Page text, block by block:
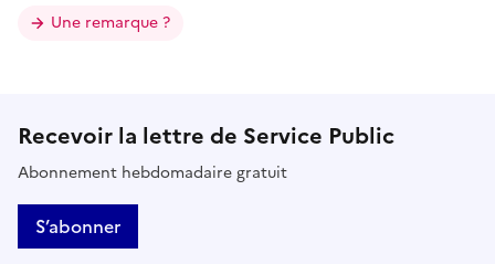
Une remarque ?
Recevoir la lettre de Service Public
Abonnement hebdomadaire gratuit
S’abonner